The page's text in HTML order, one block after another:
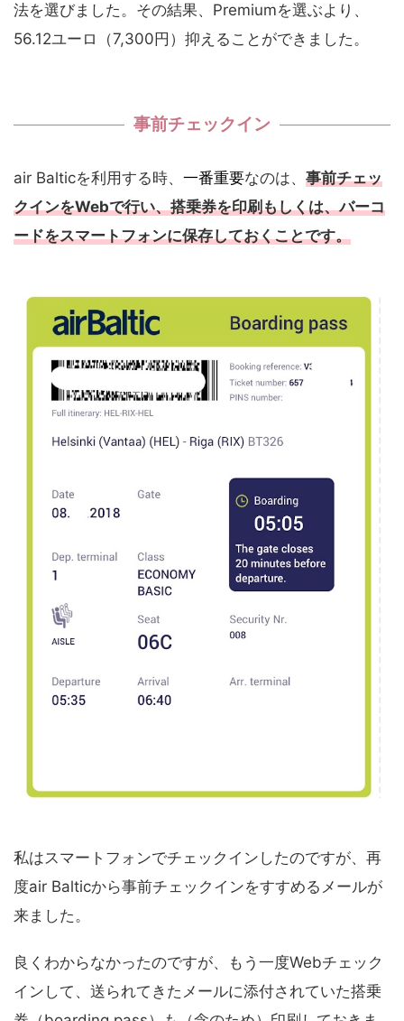
法を選びました。その結果、Premiumを選ぶより、
56.12ユーロ（7,300円）抑えることができました。
事前チェックイン
air Balticを利用する時、 一番重要なのは、 事前チェッ
クインをWebで行い、搭乗券を印刷もしくは、バーコ
ードをスマートフォンに保存しておくことです。
私はスマートフォンでチェックインしたのですが、再
度air Balticから事前チェックインをすすめるメールが
来ました。
良くわからなかったのですが、もう一度Webチェック
インして、送られてきたメールに添付されていた搭乗